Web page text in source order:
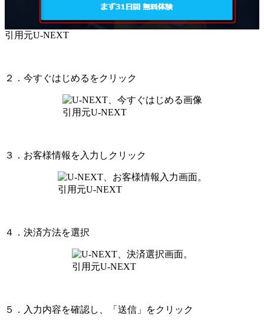
引用元U-NEXT
２．今すぐはじめるをクリック
引用元U-NEXT
３．お客様情報を入力しクリック
引用元U-NEXT
４．決済方法を選択
引用元U-NEXT
５．入力内容を確認し、「送信」をクリック